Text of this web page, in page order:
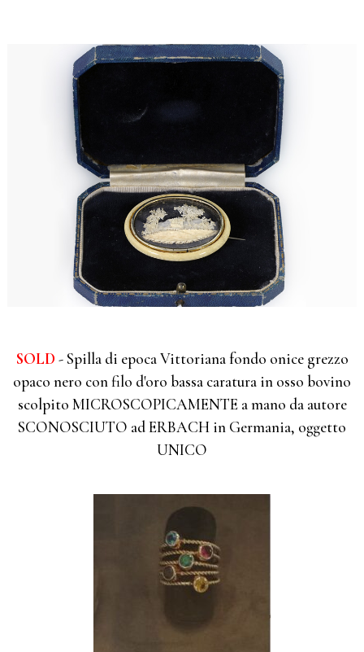
SOLD - Spilla di epoca Vittoriana fondo onice grezzo
opaco nero con filo d'oro bassa caratura in osso bovino
scolpito MICROSCOPICAMENTE a mano da autore
SCONOSCIUTO ad ERBACH in Germania, oggetto
UNICO